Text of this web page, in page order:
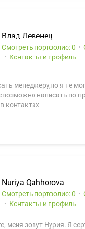
Влад Левенец
Смотреть портфолио: 0
Контакты и профиль
менеджеру,но я не
написать по
контактах
Nuriya Qahhorova
Смотреть портфолио: 0
Контакты и профиль
меня зовут Нурия. Я